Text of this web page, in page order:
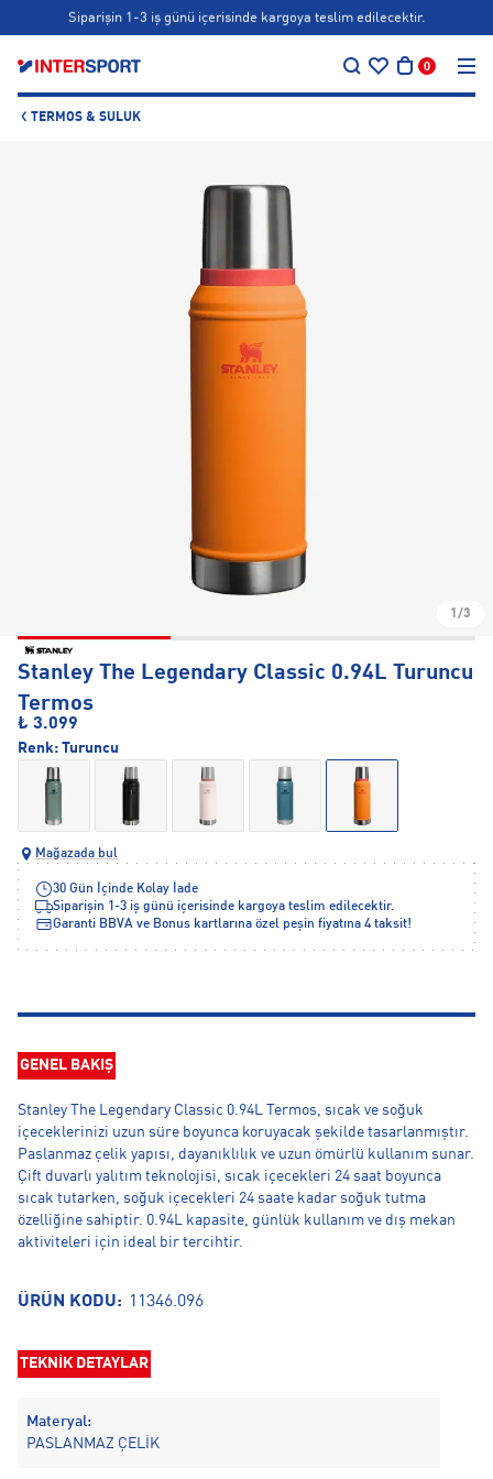
Siparişin 1-3 iş günü içerisinde kargoya teslim edilecektir.
Bonus kartlara özel vade farksız taksit seçenekleri!
0
TERMOS & SULUK
1/3
Stanley The Legendary Classic 0.94L Turuncu
Termos
₺ 3.099
Renk: Turuncu
Mağazada bul
30 Gün İçinde Kolay İade
Siparişin 1-3 iş günü içerisinde kargoya teslim edilecektir.
Garanti BBVA ve Bonus kartlarına özel peşin fiyatına 4 taksit!
GENEL BAKIŞ
Stanley The Legendary Classic 0.94L Termos, sıcak ve soğuk
içeceklerinizi uzun süre boyunca koruyacak şekilde tasarlanmıştır.
Paslanmaz çelik yapısı, dayanıklılık ve uzun ömürlü kullanım sunar.
Çift duvarlı yalıtım teknolojisi, sıcak içecekleri 24 saat boyunca
sıcak tutarken, soğuk içecekleri 24 saate kadar soğuk tutma
özelliğine sahiptir. 0.94L kapasite, günlük kullanım ve dış mekan
aktiviteleri için ideal bir tercihtir.
ÜRÜN KODU: 11346.096
TEKNİK DETAYLAR
Materyal:
PASLANMAZ ÇELİK